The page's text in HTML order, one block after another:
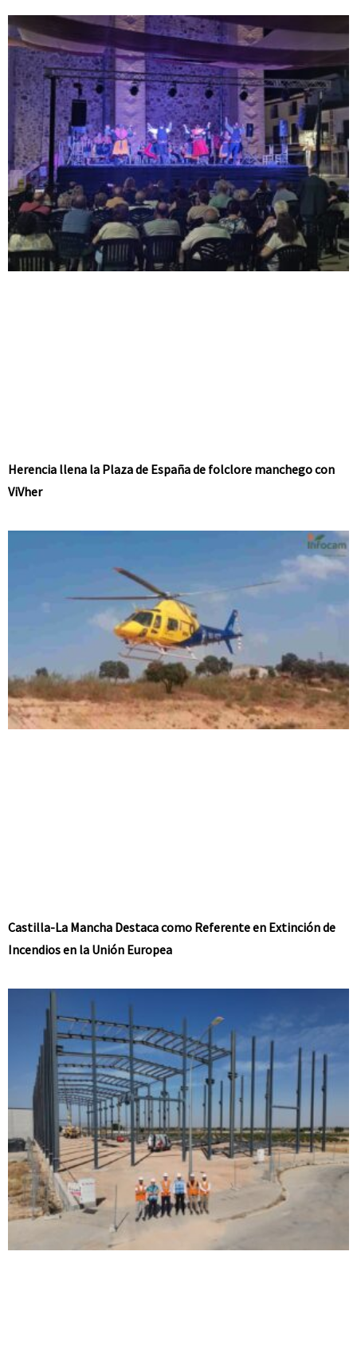
Herencia llena la Plaza de España de folclore manchego con
ViVher
Castilla-La Mancha Destaca como Referente en Extinción de
Incendios en la Unión Europea